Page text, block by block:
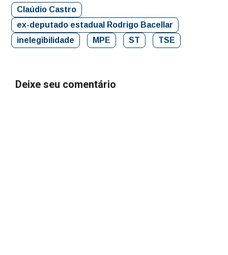
Claúdio Castro
ex-deputado estadual Rodrigo Bacellar
inelegibilidade
MPE ST TSE
Deixe seu comentário